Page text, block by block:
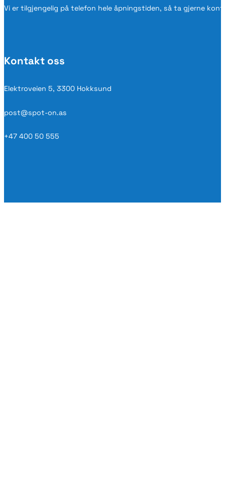
DUCATO-
OPP
antall
Vi er tilgjengelig på telefon hele åpningstiden, så ta gjerne
Kontakt oss
Elektroveien 5, 3300 Hokksund
post@spot-on.as
+47 400 50 555